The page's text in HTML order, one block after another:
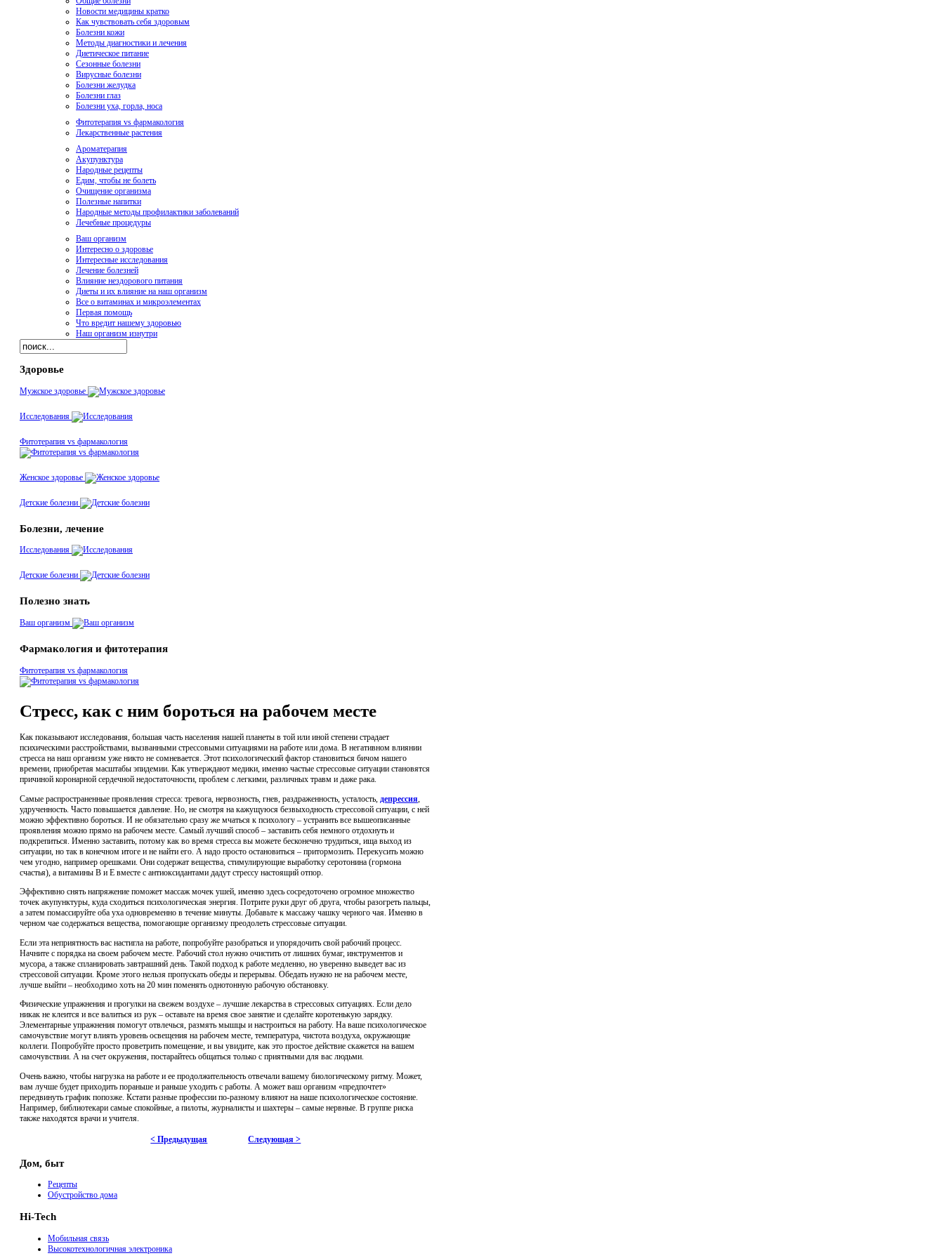
Новости медицины кратко
Как чувствовать себя здоровым
Болезни кожи
Методы диагностики и лечения
Диетическое питание
Сезонные болезни
Вирусные болезни
Болезни желудка
Болезни глаз
Болезни уха, горла, носа
Фитотерапия vs фармакология
Лекарственные растения
Ароматерапия
Акупунктура
Народные рецепты
Едим, чтобы не болеть
Очищение организма
Полезные напитки
Народные методы профилактики заболеваний
Лечебные процедуры
Ваш организм
Интересно о здоровье
Интересные исследования
Лечение болезней
Влияние нездорового питания
Диеты и их влияние на наш организм
Все о витаминах и микроэлементах
Первая помощь
Что вредит нашему здоровью
Наш организм изнутри
Здоровье
Мужское здоровье
Исследования
Фитотерапия vs фармакология
Женское здоровье
Детские болезни
Болезни, лечение
Исследования
Детские болезни
Полезно знать
Ваш организм
Фармакология и фитотерапия
Фитотерапия vs фармакология
Стресс, как с ним бороться на рабочем месте
Как показывают исследования, большая часть населения нашей планеты в той или иной степени страдает
психическими расстройствами, вызванными стрессовыми ситуациями на работе или дома. В негативном влиянии
стресса на наш организм уже никто не сомневается. Этот психологический фактор становиться бичом нашего
времени, приобретая масштабы эпидемии. Как утверждают медики, именно частые стрессовые ситуации становятся
причиной коронарной сердечной недостаточности, проблем с легкими, различных травм и даже рака.
Самые распространенные проявления стресса: тревога, нервозность, гнев, раздраженность, усталость, депрессия,
удрученность. Часто повышается давление. Но, не смотря на кажущуюся безвыходность стрессовой ситуации, с ней
можно эффективно бороться. И не обязательно сразу же мчаться к психологу – устранить все вышеописанные
проявления можно прямо на рабочем месте. Самый лучший способ – заставить себя немного отдохнуть и
подкрепиться. Именно заставить, потому как во время стресса вы можете бесконечно трудиться, ища выход из
ситуации, но так в конечном итоге и не найти его. А надо просто остановиться – притормозить. Перекусить можно
чем угодно, например орешками. Они содержат вещества, стимулирующие выработку серотонина (гормона
счастья), а витамины B и E вместе с антиоксидантами дадут стрессу настоящий отпор.
Эффективно снять напряжение поможет массаж мочек ушей, именно здесь сосредоточено огромное множество
точек акупунктуры, куда сходиться психологическая энергия. Потрите руки друг об друга, чтобы разогреть пальцы,
а затем помассируйте оба уха одновременно в течение минуты. Добавьте к массажу чашку черного чая. Именно в
черном чае содержаться вещества, помогающие организму преодолеть стрессовые ситуации.
Если эта неприятность вас настигла на работе, попробуйте разобраться и упорядочить свой рабочий процесс.
Начните с порядка на своем рабочем месте. Рабочий стол нужно очистить от лишних бумаг, инструментов и
мусора, а также спланировать завтрашний день. Такой подход к работе медленно, но уверенно выведет вас из
стрессовой ситуации. Кроме этого нельзя пропускать обеды и перерывы. Обедать нужно не на рабочем месте,
лучше выйти – необходимо хоть на 20 мин поменять однотонную рабочую обстановку.
Физические упражнения и прогулки на свежем воздухе – лучшие лекарства в стрессовых ситуациях. Если дело
никак не клеится и все валиться из рук – оставьте на время свое занятие и сделайте коротенькую зарядку.
Элементарные упражнения помогут отвлечься, размять мышцы и настроиться на работу. На ваше психологическое
самочувствие могут влиять уровень освещения на рабочем месте, температура, чистота воздуха, окружающие
коллеги. Попробуйте просто проветрить помещение, и вы увидите, как это простое действие скажется на вашем
самочувствии. А на счет окружения, постарайтесь общаться только с приятными для вас людьми.
Очень важно, чтобы нагрузка на работе и ее продолжительность отвечали вашему биологическому ритму. Может,
вам лучше будет приходить пораньше и раньше уходить с работы. А может ваш организм «предпочтет»
передвинуть график попозже. Кстати разные профессии по-разному влияют на наше психологическое состояние.
Например, библиотекари самые спокойные, а пилоты, журналисты и шахтеры – самые нервные. В группе риска
также находятся врачи и учителя.
< Предыдущая Следующая >
Дом, быт
Рецепты
Обустройство дома
Hi-Tech
Мобильная связь
Высокотехнологичная электроника